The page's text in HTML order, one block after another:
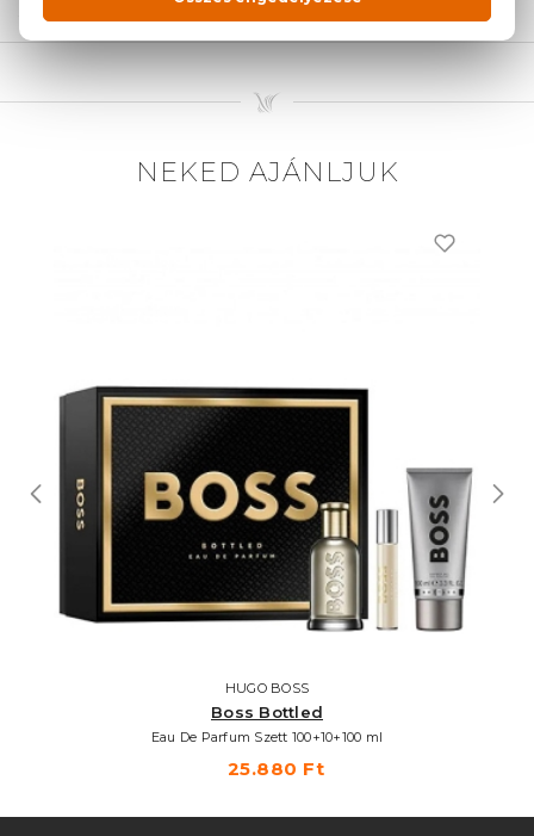
NEKED AJÁNLJUK
HUGO BOSS
Boss Bottled
Eau De Parfum Szett 100+10+100 ml
25.880 Ft